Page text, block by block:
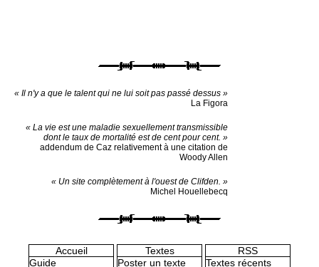
« Il n'y a que le talent qui ne lui soit pas passé dessus »
La Figora
« La vie est une maladie sexuellement transmissible
dont le taux de mortalité est de cent pour cent. »
addendum de Caz relativement à une citation de
Woody Allen
« Un site complètement à l'ouest de Clifden. »
Michel Houellebecq
Accueil
Guide
Textes
Poster un texte
RSS
Textes récents